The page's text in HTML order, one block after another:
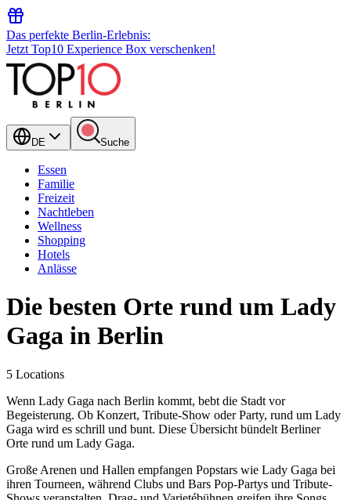
Das perfekte Berlin-Erlebnis:
Jetzt Top10 Experience Box verschenken!
DE Suche
Essen
Familie
Freizeit
Nachtleben
Wellness
Shopping
Hotels
Anlässe
Die besten Orte rund um Lady
Gaga in Berlin
5 Locations
Wenn Lady Gaga nach Berlin kommt, bebt die Stadt vor
Begeisterung. Ob Konzert, Tribute-Show oder Party, rund um Lady
Gaga wird es schrill und bunt. Diese Übersicht bündelt Berliner
Orte rund um Lady Gaga.
Große Arenen und Hallen empfangen Popstars wie Lady Gaga bei
ihren Tourneen, während Clubs und Bars Pop-Partys und Tribute-